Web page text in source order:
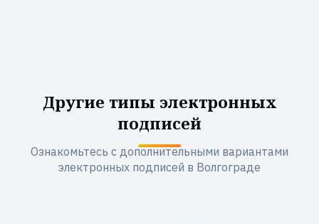
Другие типы электронных
подписей
Ознакомьтесь с дополнительными вариантами
электронных подписей в Волгограде